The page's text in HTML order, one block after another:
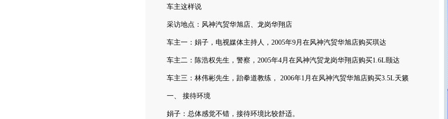
车主这样说
采访地点：风神汽贸华旭店、龙岗华翔店
车主一：娟子，电视媒体主持人，2005年9月在风神汽贸华旭店购买琪达
车主二：陈浩权先生，警察，2005年4月在风神汽贸龙岗华翔店购买1.6L颐达
车主三：林伟彬先生，跆拳道教练， 2006年1月在风神汽贸华旭店购买3.5L天籁
一、 接待环境
娟子：总体感觉不错，接待环境比较舒适。